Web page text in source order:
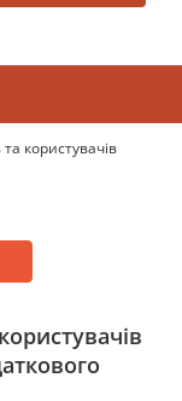
та користувачів